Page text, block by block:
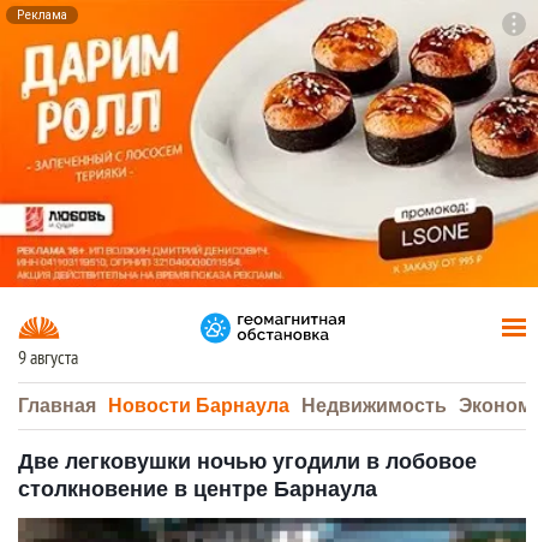
Реклама
9 августа
Главная Новости Барнаула Недвижимость
Две легковушки ночью угодили в лобовое
столкновение в центре Барнаула